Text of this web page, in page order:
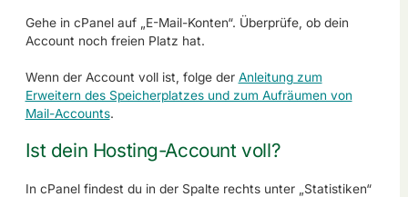
Gehe in cPanel auf „E-Mail-Konten“. Überprüfe, ob dein
Account noch freien Platz hat.
Wenn der Account voll ist, folge der Anleitung zum
Erweitern des Speicherplatzes und zum Aufräumen von
Mail-Accounts.
Ist dein Hosting-Account voll?
In cPanel findest du in der Spalte rechts unter „Statistiken“